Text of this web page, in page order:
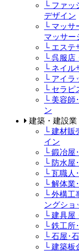
└ ファッ
デザイン
└ マッサ
マッサー
└ エステ
└ 呉服店
└ ネイル
└ アイラ
└ セラピ
└ 美容師
ン
建築・建設業
└ 建材販
イン
└ 鍛冶屋
└ 防水屋
└ 瓦職人
└ 解体業
└ 外構工
ングショ
└ 建具屋
└ 鉄工所
└ 石屋･
└ 建築板